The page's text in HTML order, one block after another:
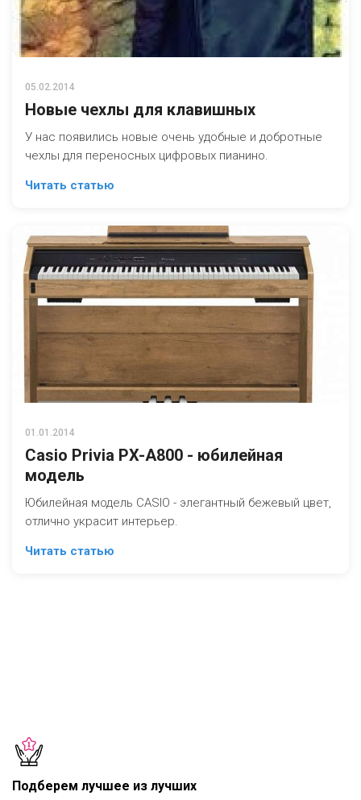
05.02.2014
Новые чехлы для клавишных
У нас появились новые очень удобные и добротные
чехлы для переносных цифровых пианино.
Читать статью
01.01.2014
Casio Privia PX-A800 - юбилейная
модель
Юбилейная модель CASIO - элегантный бежевый цвет,
отлично украсит интерьер.
Читать статью
Подберем лучшее из лучших